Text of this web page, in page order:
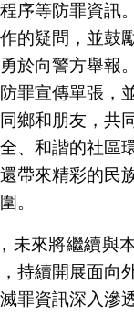
序等防罪資訊
的疑問，並鼓
於向警方舉報
罪宣傳單張，
鄉和朋友，共
、和諧的社區
帶來精彩的民
。
未來將繼續與
持續開展面向
罪資訊深入滲